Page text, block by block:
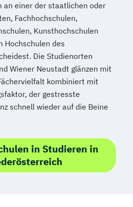
an einer der staatlichen oder
Fachhochschulen,
Kunsthochschulen
Hochschulen des
Die Studienorten
Wiener Neustadt glänzen mit
kombiniert mit
der gestresste
schnell wieder auf die Beine
in Studieren in